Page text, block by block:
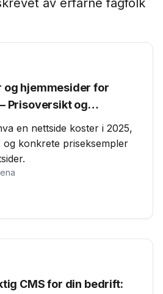
av erfarne fagfolk
og hjemmesider for
Prisoversikt og
en nettside koster i 2025,
konkrete priseksempler
CMS for din bedrift: